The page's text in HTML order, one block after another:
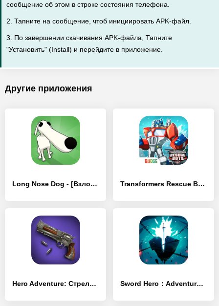
сообщение об этом в строке состояния телефона.
2. Тапните на сообщение, чтоб инициировать APK-файл.
3. По завершении скачивания APK-файла, Тапните
"Установить" (Install) и перейдите в приложение.
Другие приложения
Long Nose Dog - [Взлом/МОД Бесконечные деньги] Transformers Rescue Bots Герой - [Взлом/МОД Много денег]
Hero Adventure: Стрелялка РПГ - [Взлом/МОД Много денег] Sword Hero：Adventure Time - [Взлом/МОД Все открыто]